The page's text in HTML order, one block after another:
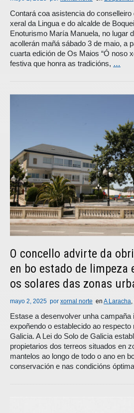
Contará coa asistencia do
xeral da Lingua e do alcalde de
Enoturismo María Manuela, no lugar
acollerán mañá sábado 3 de maio, a
cuarta edición de Os Maios “Ó noso
festiva que honra as tradicións, …
O concello advirte da
en bo estado de limpeza
os solares das zonas
mayo 2, 2025 por xornal norte en A Laracha
Estase a desenvolver unha campaña
expoñendo o establecido ao respecto
Galicia. A Lei do Solo de Galicia
propietarios dos terreos situados en
mantelos ao longo de todo o ano en
conservación e nas condicións